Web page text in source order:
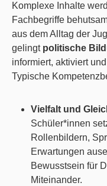
Komplexe Inhalte
Fachbegriffe
aus dem Alltag der
gelingt politische
informiert, aktiviert
Typische
Vielfalt und
Schüler*innen
Rollenbildern,
Erwartungen
Bewusstsein für
Miteinander.